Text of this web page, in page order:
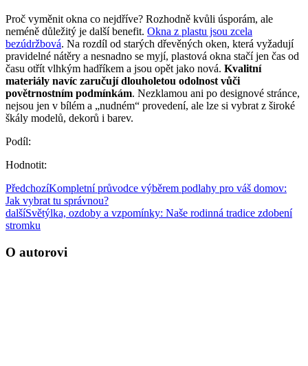
Proč vyměnit okna co nejdříve? Rozhodně kvůli úsporám, ale
neméně důležitý je další benefit. Okna z plastu jsou zcela
bezúdržbová. Na rozdíl od starých dřevěných oken, která vyžadují
pravidelné nátěry a nesnadno se myjí, plastová okna stačí jen čas od
času otřít vlhkým hadříkem a jsou opět jako nová. Kvalitní
materiály navíc zaručují dlouholetou odolnost vůči
povětrnostním podmínkám. Nezklamou ani po designové stránce,
nejsou jen v bílém a „nudném“ provedení, ale lze si vybrat z široké
škály modelů, dekorů i barev.
Podíl:
Hodnotit:
PředchozíKompletní průvodce výběrem podlahy pro váš domov:
Jak vybrat tu správnou?
dalšíSvětýlka, ozdoby a vzpomínky: Naše rodinná tradice zdobení
stromku
O autorovi